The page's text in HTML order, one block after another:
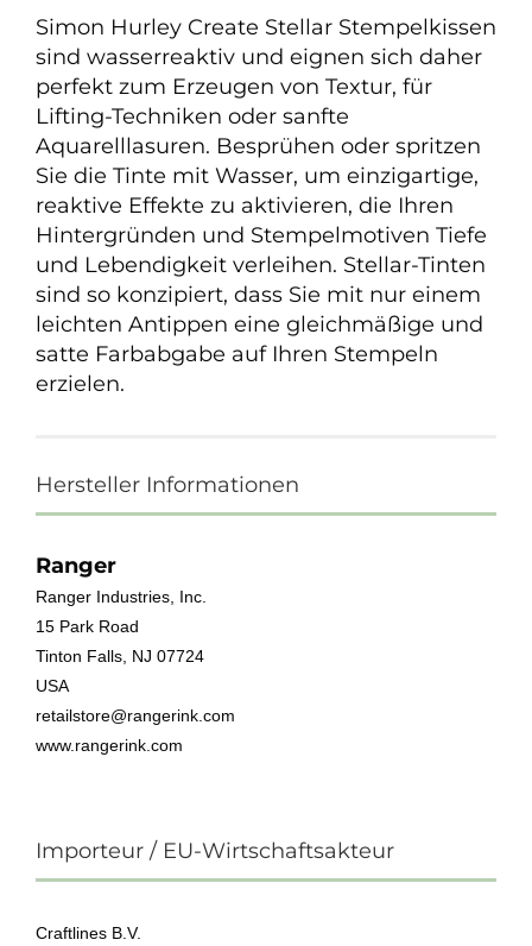
Simon Hurley Create Stellar Stempelkissen
sind wasserreaktiv und eignen sich daher
perfekt zum Erzeugen von Textur, für
Lifting-Techniken oder sanfte
Aquarelllasuren. Besprühen oder spritzen
Sie die Tinte mit Wasser, um einzigartige,
reaktive Effekte zu aktivieren, die Ihren
Hintergründen und Stempelmotiven Tiefe
und Lebendigkeit verleihen. Stellar-Tinten
sind so konzipiert, dass Sie mit nur einem
leichten Antippen eine gleichmäßige und
satte Farbabgabe auf Ihren Stempeln
erzielen.
Hersteller Informationen
Ranger
Ranger Industries, Inc.
15 Park Road
Tinton Falls, NJ 07724
USA
retailstore@rangerink.com
www.rangerink.com
Importeur / EU-Wirtschaftsakteur
Craftlines B.V.